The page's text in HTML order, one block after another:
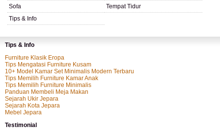
Sofa
Tempat Tidur
Tips & Info
Tips & Info
Furniture Klasik Eropa
Tips Mengatasi Furniture Kusam
10+ Model Kamar Set Minimalis Modern Terbaru
Tips Memilih Furniture Kamar Anak
Tips Memilih Furniture Minimalis
Panduan Membeli Meja Makan
Sejarah Ukir Jepara
Sejarah Kota Jepara
Mebel Jepara
Testimonial